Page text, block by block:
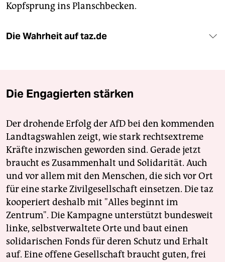
Kopfsprung ins Planschbecken.
Die Wahrheit auf taz.de
Die Engagierten stärken
Der drohende Erfolg der AfD bei den kommenden
Landtagswahlen zeigt, wie stark rechtsextreme
Kräfte inzwischen geworden sind. Gerade jetzt
braucht es Zusammenhalt und Solidarität. Auch
und vor allem mit den Menschen, die sich vor Ort
für eine starke Zivilgesellschaft einsetzen. Die taz
kooperiert deshalb mit "Alles beginnt im
Zentrum". Die Kampagne unterstützt bundesweit
linke, selbstverwaltete Orte und baut einen
solidarischen Fonds für deren Schutz und Erhalt
auf. Eine offene Gesellschaft braucht guten, frei